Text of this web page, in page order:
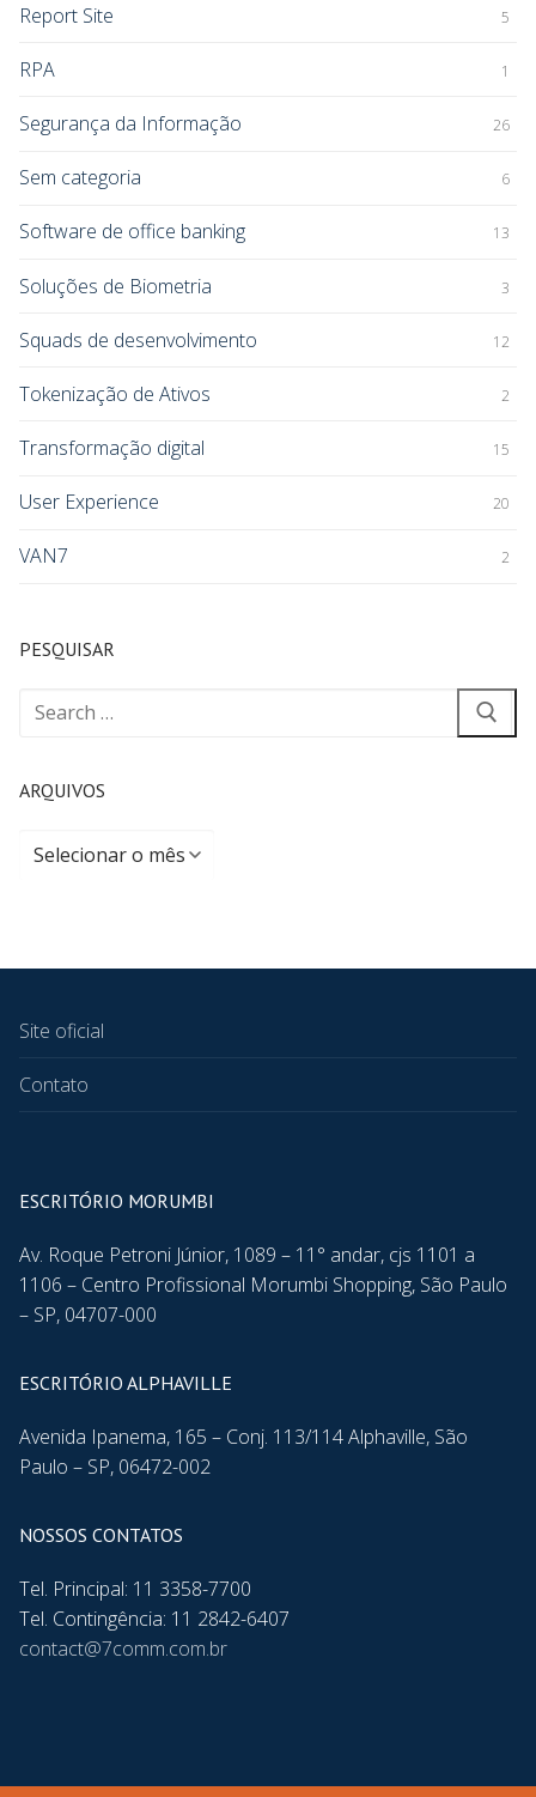
Report Site 5
RPA 1
Segurança da Informação 26
Sem categoria 6
Software de office banking 13
Soluções de Biometria 3
Squads de desenvolvimento 12
Tokenização de Ativos 2
Transformação digital 15
User Experience 20
VAN7 2
PESQUISAR
ARQUIVOS
Site oficial
Contato
ESCRITÓRIO MORUMBI
Av. Roque Petroni Júnior, 1089 – 11° andar, cjs 1101 a
1106 – Centro Profissional Morumbi Shopping, São Paulo
– SP, 04707-000
ESCRITÓRIO ALPHAVILLE
Avenida Ipanema, 165 – Conj. 113/114 Alphaville, São
Paulo – SP, 06472-002
NOSSOS CONTATOS
Tel. Principal: 11 3358-7700
Tel. Contingência: 11 2842-6407
contact@7comm.com.br